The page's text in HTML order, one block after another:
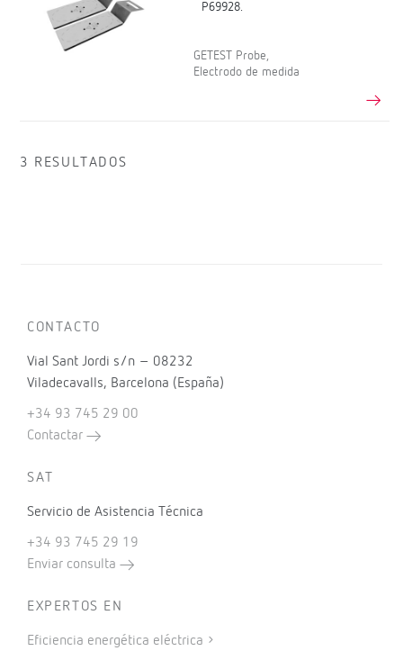
P69928.
GETEST Probe,
Electrodo de medida
3 RESULTADOS
CONTACTO
Vial Sant Jordi s/n – 08232
Viladecavalls, Barcelona (España)
+34 93 745 29 00
Contactar
SAT
Servicio de Asistencia Técnica
+34 93 745 29 19
Enviar consulta
EXPERTOS EN
Eficiencia energética eléctrica